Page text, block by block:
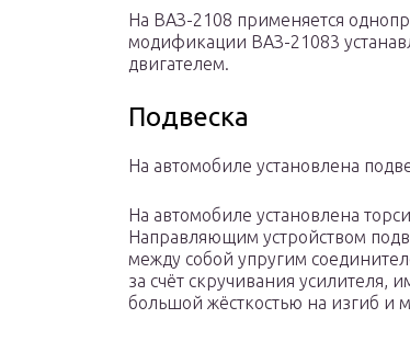
На ВАЗ-2108 применяется
модификации ВАЗ-21083
двигателем.
Подвеска
На автомобиле установлена
На автомобиле установлена
Направляющим устройством
между собой упругим
за счёт скручивания усилителя,
большой жёсткостью на изгиб и